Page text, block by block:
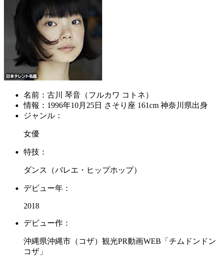
名前： 古川 琴音（フルカワ コトネ）
情報： 1996年10月25日 さそり座 161cm 神奈川県出身
ジャンル：
女優
特技：
ダンス（バレエ・ヒップホップ）
デビュー年：
2018
デビュー作：
沖縄県沖縄市（コザ）観光PR動画WEB「チムドンドン
コザ」